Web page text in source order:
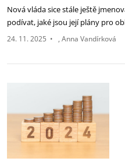
Nová vláda sice stále ještě
podívat, jaké jsou její plány pro
24. 11. 2025 • Anna Vandírková